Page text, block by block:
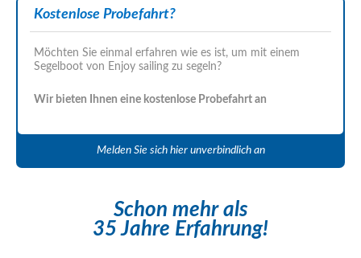
Kostenlose Probefahrt?
Möchten Sie einmal erfahren wie es ist, um mit einem
Segelboot von Enjoy sailing zu segeln?
Wir bieten Ihnen eine kostenlose Probefahrt an
Melden Sie sich hier unverbindlich an
Schon mehr als
35 Jahre Erfahrung!